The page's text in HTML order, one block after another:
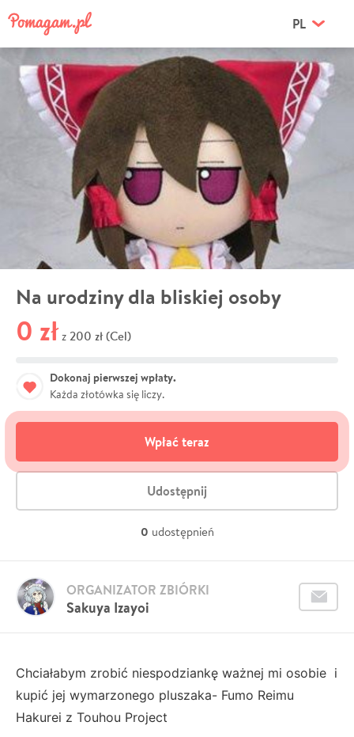
PL
Na urodziny dla bliskiej osoby
0 zł z 200 zł (Cel)
Dokonaj pierwszej wpłaty.
Każda złotówka się liczy.
Wpłać teraz
Udostępnij
0 udostępnień
Sakuya Izayoi
ORGANIZATOR ZBIÓRKI
Chciałabym zrobić niespodziankę ważnej mi osobie i
kupić jej wymarzonego pluszaka- Fumo Reimu
Hakurei z Touhou Project